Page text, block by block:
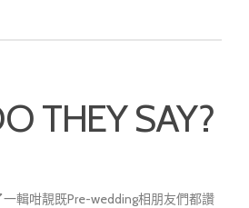
THEY SAY?
輯咁靚既Pre-wedding相朋友們都讚